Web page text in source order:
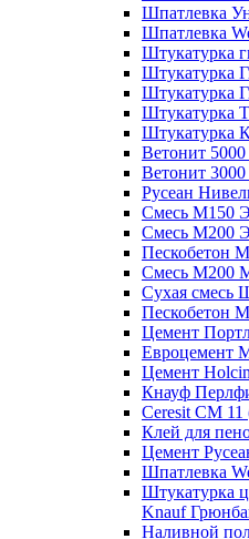
Шпатлевка
Шпатлевка
Штукатурка
Штукатурка
Штукатурка
Штукатурка
Штукатурка
Ветонит 5000
Ветонит
Русеан
Смесь М150
Смесь М200
Пескобетон
Смесь М200
Сухая смесь
Пескобетон
Цемент
Евроцемент
Цемент
Кнауф
Сeresit СМ 11
Клей для
Цемент
Шпатлевка
Штукатурка
Knauf
Наливной